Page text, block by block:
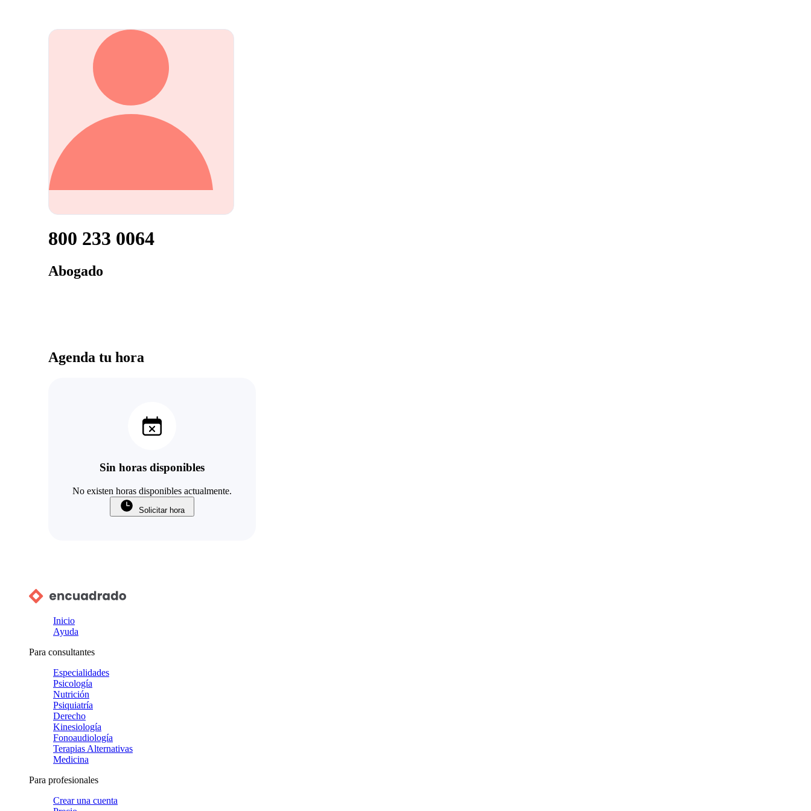
800 233 0064
Abogado
Agenda tu hora
Sin horas disponibles
No existen horas disponibles actualmente.
Solicitar hora
Inicio
Ayuda
Para consultantes
Especialidades
Psicología
Nutrición
Psiquiatría
Derecho
Kinesiología
Fonoaudiología
Terapias Alternativas
Medicina
Para profesionales
Crear una cuenta